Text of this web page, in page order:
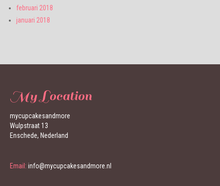
februari 2018
januari 2018
My Location
mycupcakesandmore
Wulpstraat 13
Enschede, Nederland
Email: info@mycupcakesandmore.nl